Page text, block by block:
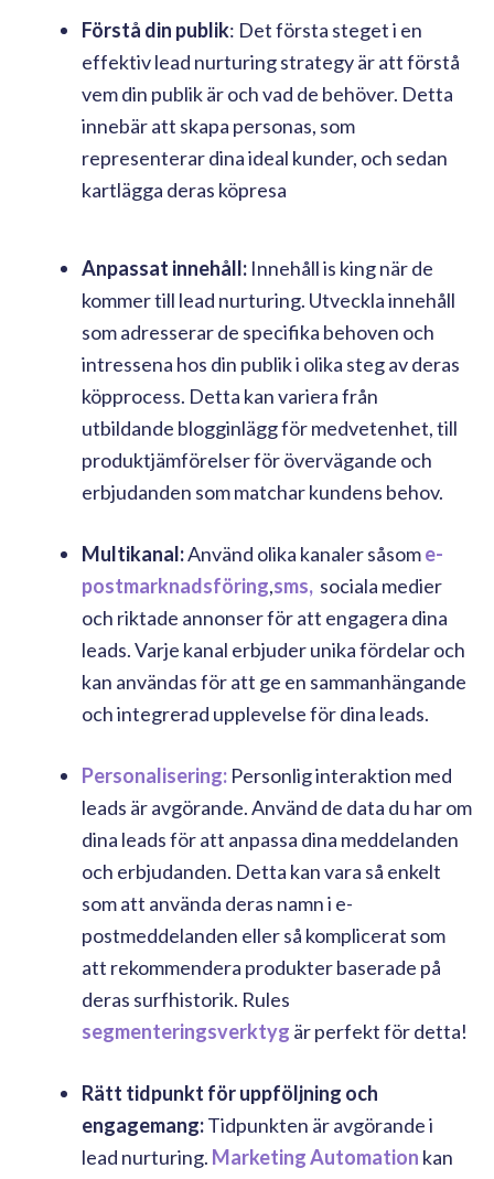
Förstå din publik: Det första steget i en
effektiv lead nurturing strategy är att förstå
vem din publik är och vad de behöver. Detta
innebär att skapa personas, som
representerar dina ideal kunder, och sedan
kartlägga deras köpresa
Anpassat innehåll: Innehåll is king när de
kommer till lead nurturing. Utveckla innehåll
som adresserar de specifika behoven och
intressena hos din publik i olika steg av deras
köpprocess. Detta kan variera från
utbildande blogginlägg för medvetenhet, till
produktjämförelser för övervägande och
erbjudanden som matchar kundens behov.
Multikanal:Använd olika kanaler såsome-
postmarknadsföring,sms, sociala medier
och riktade annonser för att engagera dina
leads. Varje kanal erbjuder unika fördelar och
kan användas för att ge en sammanhängande
och integrerad upplevelse för dina leads.
Personalisering: Personlig interaktion med
leads är avgörande. Använd de data du har om
dina leads för att anpassa dina meddelanden
och erbjudanden. Detta kan vara så enkelt
som att använda deras namn i e-
postmeddelanden eller så komplicerat som
att rekommendera produkter baserade på
deras surfhistorik. Rules
segmenteringsverktyg är perfekt för detta!
Rätt tidpunkt för uppföljning och
engagemang:Tidpunkten är avgörande i
lead nurturing. Marketing Automation kan